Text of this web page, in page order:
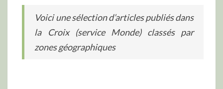
Voici une sélection d’articles publiés dans
la Croix (service Monde) classés par
zones géographiques